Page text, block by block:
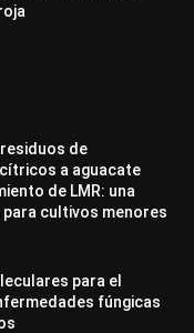
de
a aguacate
de LMR: una
cultivos menores
para el
fúngicas